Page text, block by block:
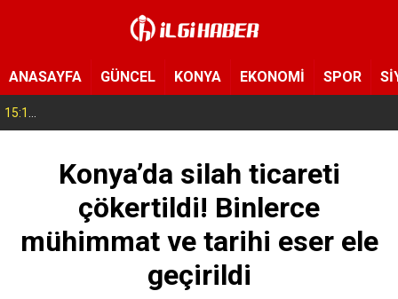
ANASAYFA GÜNCEL KONYA EKONOMİ SPOR
15:11
Konya’da silah ticareti
çökertildi! Binlerce
mühimmat ve tarihi eser ele
geçirildi